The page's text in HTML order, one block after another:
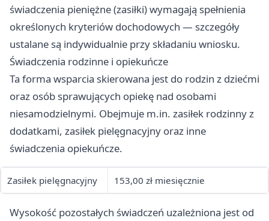
świadczenia pieniężne (zasiłki) wymagają spełnienia
określonych kryteriów dochodowych — szczegóły
ustalane są indywidualnie przy składaniu wniosku.
Świadczenia rodzinne i opiekuńcze
Ta forma wsparcia skierowana jest do rodzin z dziećmi
oraz osób sprawujących opiekę nad osobami
niesamodzielnymi. Obejmuje m.in. zasiłek rodzinny z
dodatkami, zasiłek pielęgnacyjny oraz inne
świadczenia opiekuńcze.
Zasiłek pielęgnacyjny 153,00 zł miesięcznie
Wysokość pozostałych świadczeń uzależniona jest od